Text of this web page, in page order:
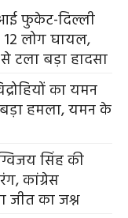
फुकेट-दिल्ली
12 लोग घायल,
बड़ा हादसा
का यमन
हमला, यमन के
सिंह की
कांग्रेस
जीत का जश्न